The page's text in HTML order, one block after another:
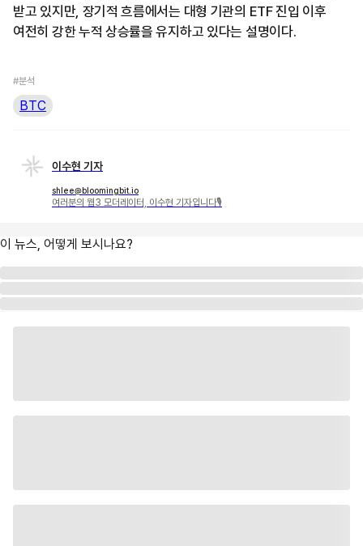
받고 있지만, 장기적 흐름에서는 대형 기관의 ETF 진입 이후
여전히 강한 누적 상승률을 유지하고 있다는 설명이다.
#분석
BTC
이수현 기자
shlee@bloomingbit.io
여러분의 웹3 모더레이터, 이수현 기자입니다🎙
이 뉴스, 어떻게 보시나요?